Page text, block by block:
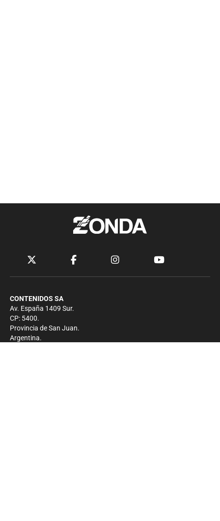
CONTENIDOS SA
Av. España 1409 Sur.
CP: 5400.
Provincia de San Juan.
Argentina.